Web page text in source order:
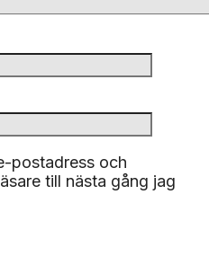
postadress och
till nästa gång jag